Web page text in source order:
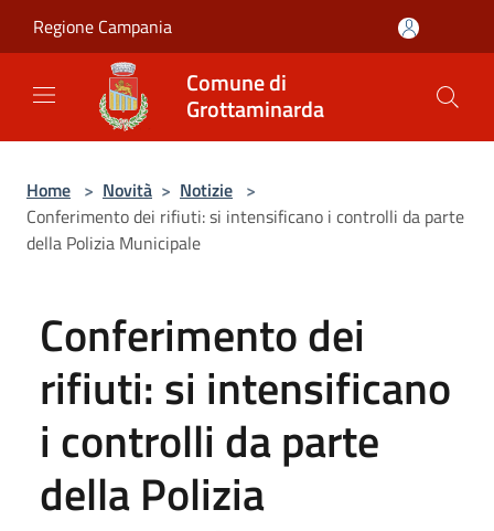
Regione Campania
Comune di
Grottaminarda
Home > Novità > Notizie >
Conferimento dei rifiuti: si intensificano i controlli da parte
della Polizia Municipale
Conferimento dei
rifiuti: si intensificano
i controlli da parte
della Polizia